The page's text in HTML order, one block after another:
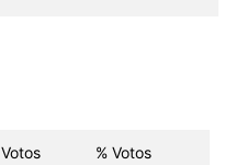
Votos % Votos